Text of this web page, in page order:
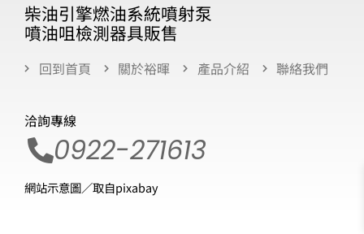
柴油引擎燃油系統噴射泵
噴油咀檢測器具販售
回到首頁 關於裕暉 產品介紹 聯絡我們
洽詢專線
0922-271613
網站示意圖／取自pixabay